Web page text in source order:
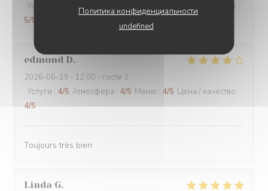
Политика конфиденциальности
undefined
Услуги
Атмосфера Цена / качество :
5/5
edmond D
2026-06-19 - 12:00 - гости 2
Услуги : 4/5 Атмосфера : 4/5 Меню : 4/5 Цена / качество :
4/5
Toujours très bien
Linda G